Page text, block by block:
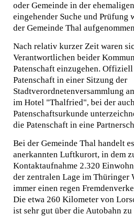
LEBEN IN LORSCH
UNESCO-
STADTFESTE
MUSEEN
Le Coteau
Zwevegem
Thal
oder Gemeinde in der
eingehender Suche und Prüfung
der Gemeinde Thal
Nach relativ kurzer Zeit waren
Verantwortlichen beider
Patenschaft einzugehen.
Patenschaft in einer Sitzung der
Stadtverordnetenversammlung
im Hotel "Thalfried", bei der
Patenschaftsurkunde
die Patenschaft in eine
Bei der Gemeinde Thal handelt
anerkannten Luftkurort, in dem
Kontaktaufnahme 2.320
der zentralen Lage im Thüringer
immer einen regen
Die etwa 260 Kilometer von
ist sehr gut über die Autobahn